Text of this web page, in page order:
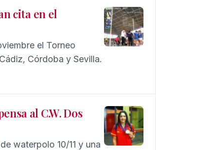
cita en el
el Torneo
Córdoba y Sevilla.
al C.W. Dos
waterpolo 10/11 y una